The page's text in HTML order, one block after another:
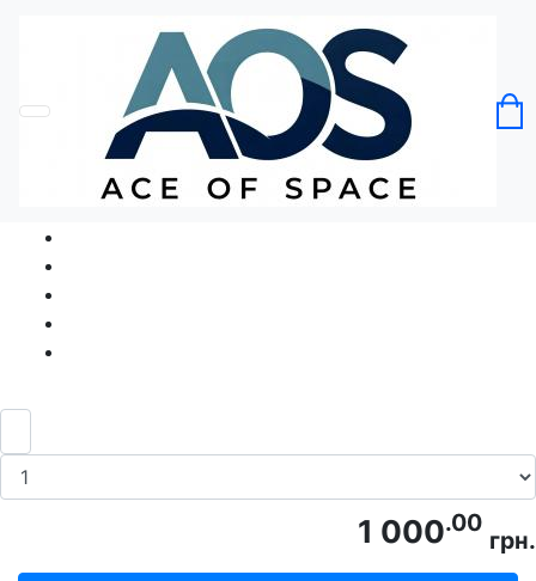
Без категорії
Футболка Леся Українка Українська
Культурна Ракета
Код товару: Ace5033
1 000.00
грн.